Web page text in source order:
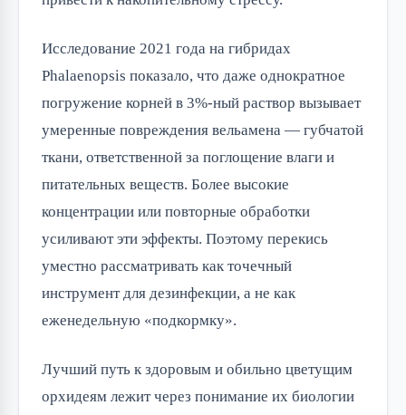
Исследование 2021 года на гибридах
Phalaenopsis показало, что даже однократное
погружение корней в 3%-ный раствор вызывает
умеренные повреждения вельамена — губчатой
ткани, ответственной за поглощение влаги и
питательных веществ. Более высокие
концентрации или повторные обработки
усиливают эти эффекты. Поэтому перекись
уместно рассматривать как точечный
инструмент для дезинфекции, а не как
еженедельную «подкормку».
Лучший путь к здоровым и обильно цветущим
орхидеям лежит через понимание их биологии